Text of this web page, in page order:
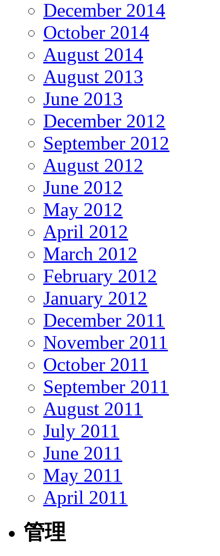
December 2014
October 2014
August 2014
August 2013
June 2013
December 2012
September 2012
August 2012
June 2012
May 2012
April 2012
March 2012
February 2012
January 2012
December 2011
November 2011
October 2011
September 2011
August 2011
July 2011
June 2011
May 2011
April 2011
管理